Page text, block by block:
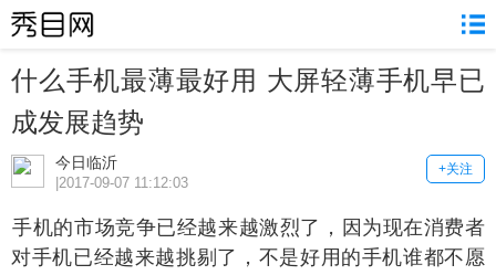
什么手机最薄最好用 大屏轻薄手机早已
成发展趋势
今日临沂 +关注
|2017-09-07 11:12:03
的市场竞争已经越来越激烈了，因为现在消费者
对手机已经越来越挑剔了，不是好用的手机谁都不愿